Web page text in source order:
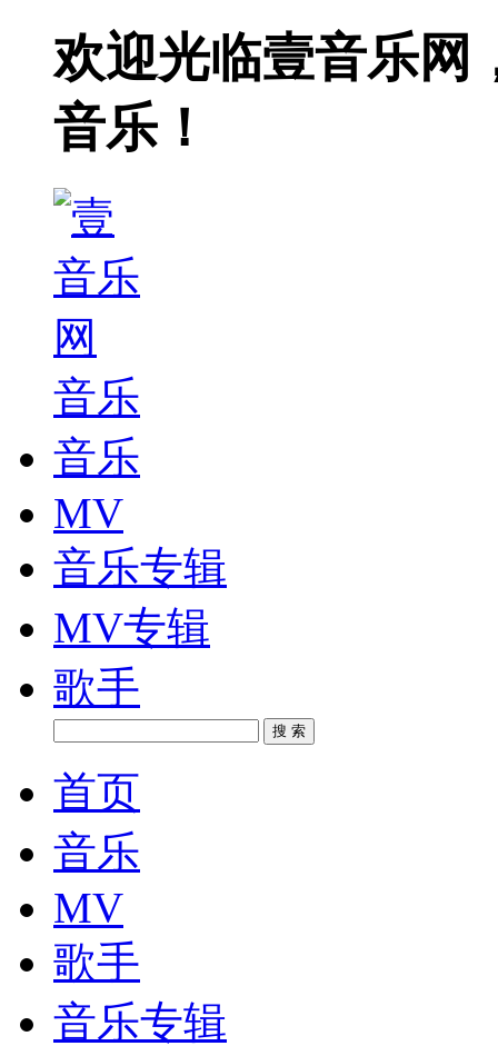
欢迎光临壹音乐网
音乐！
音乐
音乐
MV
音乐专辑
MV专辑
歌手
搜 索
首页
音乐
MV
歌手
音乐专辑